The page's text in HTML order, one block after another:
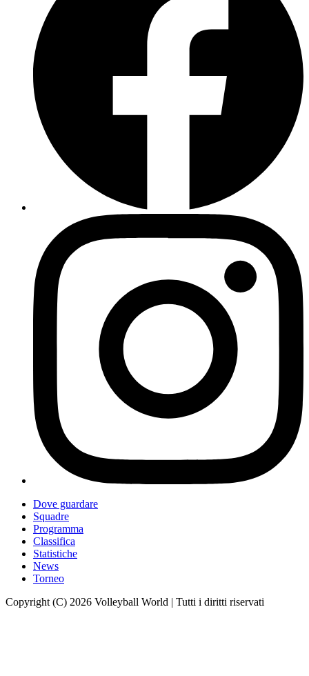
Dove guardare
Squadre
Programma
Classifica
Statistiche
News
Torneo
Copyright (C) 2026 Volleyball World | Tutti i diritti riservati